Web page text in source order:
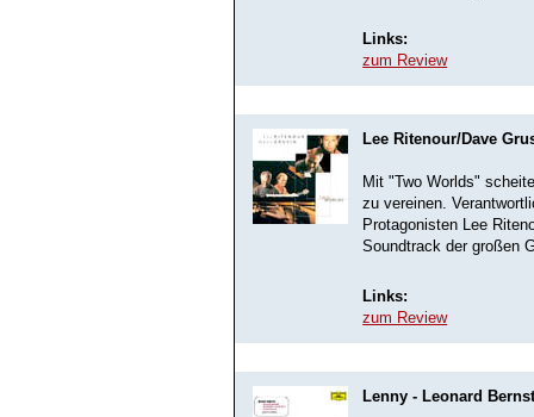
Links:
zum Review
Lee Ritenour/Dave
Mit "Two Worlds"
zu vereinen.
Protagonisten Lee
Soundtrack der großen
Links:
zum Review
Lenny - Leonard